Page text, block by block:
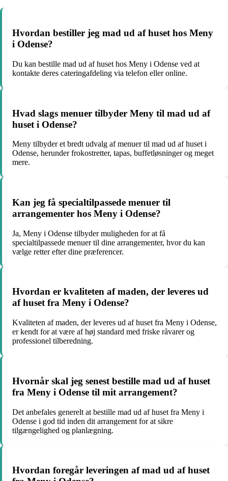
Hvordan bestiller jeg mad ud af huset hos Meny
i Odense?
Du kan bestille mad ud af huset hos Meny i Odense ved at
kontakte deres cateringafdeling via telefon eller online.
Hvad slags menuer tilbyder Meny til mad ud af
huset i Odense?
Meny tilbyder et bredt udvalg af menuer til mad ud af huset i
Odense, herunder frokostretter, tapas, buffetløsninger og meget
mere.
Kan jeg få specialtilpassede menuer til
arrangementer hos Meny i Odense?
Ja, Meny i Odense tilbyder muligheden for at få
specialtilpassede menuer til dine arrangementer, hvor du kan
vælge retter efter dine præferencer.
Hvordan er kvaliteten af maden, der leveres ud
af huset fra Meny i Odense?
Kvaliteten af maden, der leveres ud af huset fra Meny i Odense,
er kendt for at være af høj standard med friske råvarer og
professionel tilberedning.
Hvornår skal jeg senest bestille mad ud af huset
fra Meny i Odense til mit arrangement?
Det anbefales generelt at bestille mad ud af huset fra Meny i
Odense i god tid inden dit arrangement for at sikre
tilgængelighed og planlægning.
Hvordan foregår leveringen af mad ud af huset